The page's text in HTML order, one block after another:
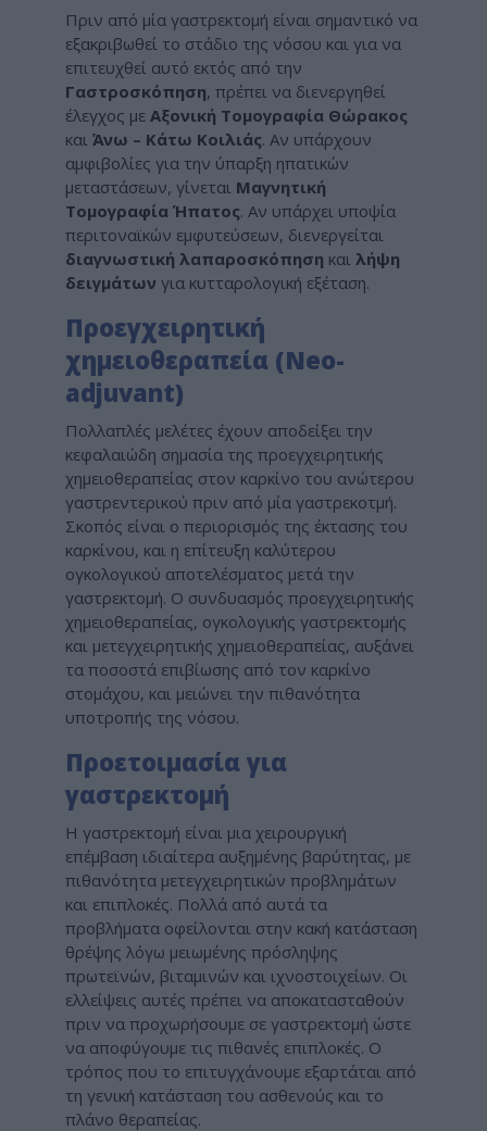
Πριν από μία γαστρεκτομή είναι σημαντικό να
εξακριβωθεί το στάδιο της νόσου και για να
επιτευχθεί αυτό εκτός από την
Γαστροσκόπηση, πρέπει να διενεργηθεί
έλεγχος με Αξονική Τομογραφία Θώρακος
και Άνω – Κάτω Κοιλιάς. Αν υπάρχουν
αμφιβολίες για την ύπαρξη ηπατικών
μεταστάσεων, γίνεται Μαγνητική
Τομογραφία Ήπατος. Αν υπάρχει υποψία
περιτοναϊκών εμφυτεύσεων, διενεργείται
διαγνωστική λαπαροσκόπηση και λήψη
δειγμάτων για κυτταρολογική εξέταση.
Προεγχειρητική
χημειοθεραπεία (Neo-
adjuvant)
Πολλαπλές μελέτες έχουν αποδείξει την
κεφαλαιώδη σημασία της προεγχειρητικής
χημειοθεραπείας στον καρκίνο του ανώτερου
γαστρεντερικού πριν από μία γαστρεκοτμή.
Σκοπός είναι ο περιορισμός της έκτασης του
καρκίνου, και η επίτευξη καλύτερου
ογκολογικού αποτελέσματος μετά την
γαστρεκτομή. Ο συνδυασμός προεγχειρητικής
χημειοθεραπείας, ογκολογικής γαστρεκτομής
και μετεγχειρητικής χημειοθεραπείας, αυξάνει
τα ποσοστά επιβίωσης από τον καρκίνο
στομάχου, και μειώνει την πιθανότητα
υποτροπής της νόσου.
Προετοιμασία για
γαστρεκτομή
Η γαστρεκτομή είναι μια χειρουργική
επέμβαση ιδιαίτερα αυξημένης βαρύτητας, με
πιθανότητα μετεγχειρητικών προβλημάτων
και επιπλοκές. Πολλά από αυτά τα
προβλήματα οφείλονται στην κακή κατάσταση
θρέψης λόγω μειωμένης πρόσληψης
πρωτεϊνών, βιταμινών και ιχνοστοιχείων. Οι
ελλείψεις αυτές πρέπει να αποκατασταθούν
πριν να προχωρήσουμε σε γαστρεκτομή ώστε
να αποφύγουμε τις πιθανές επιπλοκές. Ο
τρόπος που το επιτυγχάνουμε εξαρτάται από
τη γενική κατάσταση του ασθενούς και το
πλάνο θεραπείας.